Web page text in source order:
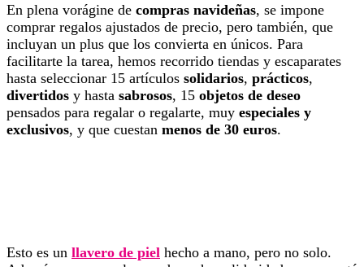
En plena vorágine de compras navideñas, se impone
comprar regalos ajustados de precio, pero también, que
incluyan un plus que los convierta en únicos. Para
facilitarte la tarea, hemos recorrido tiendas y escaparates
hasta seleccionar 15 artículos solidarios, prácticos,
divertidos y hasta sabrosos, 15 objetos de deseo
pensados para regalar o regalarte, muy especiales y
exclusivos, y que cuestan menos de 30 euros.
Esto es un llavero de piel hecho a mano, pero no solo.